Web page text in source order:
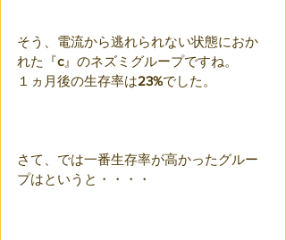
そう、電流から逃れられない状態におか
れた『c』のネズミグループですね。
１ヵ月後の生存率は23%でした。
さて、では一番生存率が高かったグルー
プはというと・・・・